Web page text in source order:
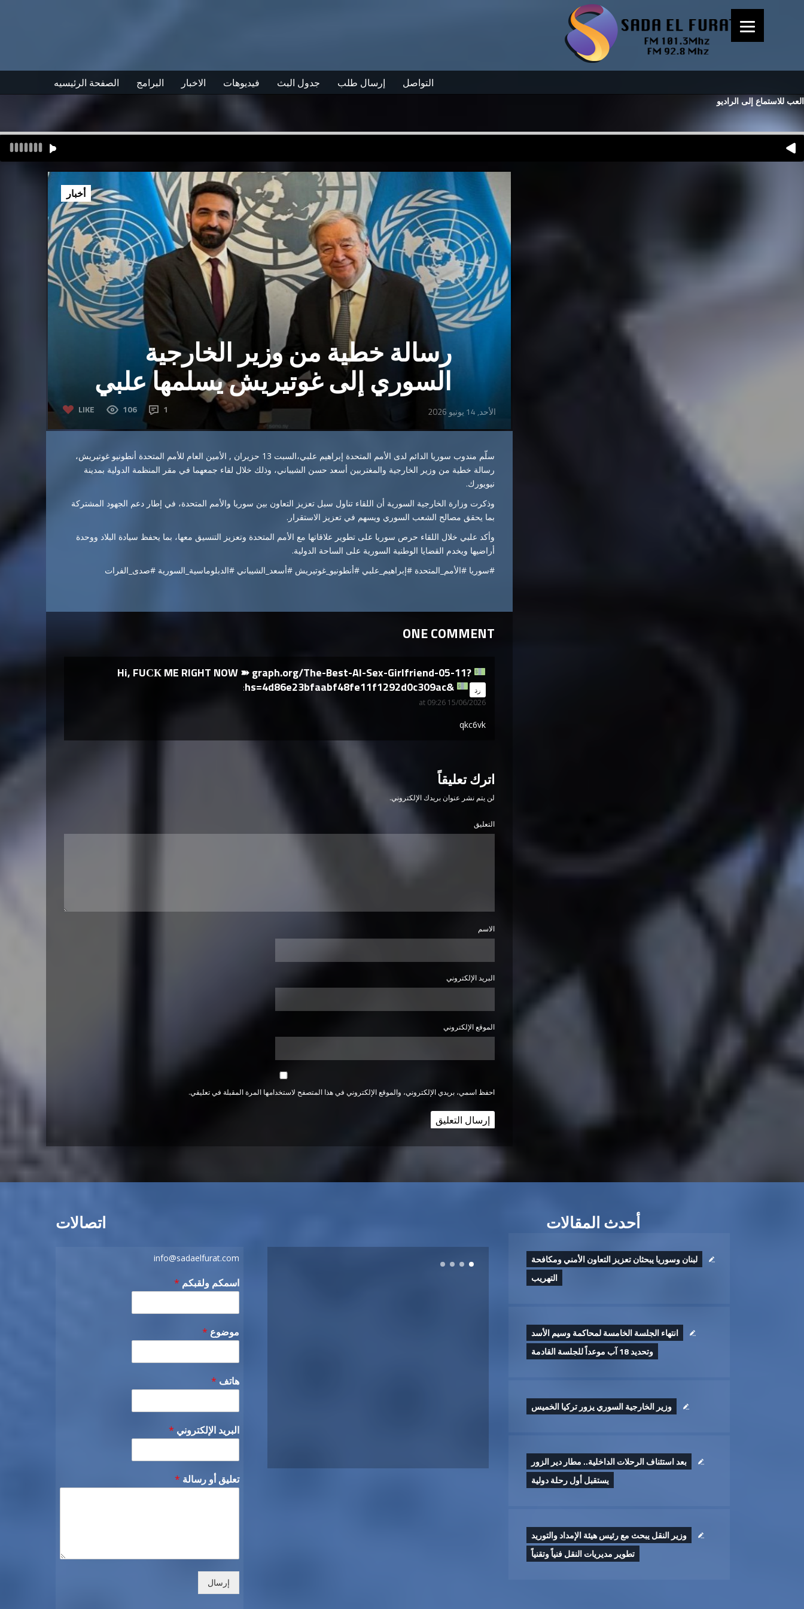
الصفحة الرئيسيه البرامج الاخبار فيديوهات جدول البث إرسال طلب التواصل
العب للاستماع إلى الراديو
رسالة خطية من وزير الخارجية
السوري إلى غوتيريش يسلمها علبي
LIKE 106 1 الأحد, 14 يونيو 2026
أخبار
سلّم مندوب سوريا الدائم لدى الأمم المتحدة إبراهيم علبي،السبت 13 حزيران , الأمين العام للأمم المتحدة أنطونيو غوتيريش،
رسالة خطية من وزير الخارجية والمغتربين أسعد حسن الشيباني، وذلك خلال لقاء جمعهما في مقر المنظمة الدولية بمدينة
نيويورك.
وذكرت وزارة الخارجية السورية أن اللقاء تناول سبل تعزيز التعاون بين سوريا والأمم المتحدة، في إطار دعم الجهود المشتركة
بما يحقق مصالح الشعب السوري ويسهم في تعزيز الاستقرار.
وأكد علبي خلال اللقاء حرص سوريا على تطوير علاقاتها مع الأمم المتحدة وتعزيز التنسيق معها، بما يحفظ سيادة البلاد ووحدة
أراضيها ويخدم القضايا الوطنية السورية على الساحة الدولية.
#سوريا #الأمم_المتحدة #إبراهيم_علبي #أنطونيو_غوتيريش #أسعد_الشيباني #الدبلوماسية_السورية #صدى_الفرات
ONE COMMENT
Hi, FUСК ME RIGHT NOW ➽ graph.org/The-Best-AI-Sex-Girlfriend-05-11?
hs=4d86e23bfaabf48fe11f1292d0c309ac&
says:
15/06/2026 at 09:26
رد
qkc6vk
اترك تعليقاً
لن يتم نشر عنوان بريدك الإلكتروني.
التعليق
الاسم
البريد الإلكتروني
الموقع الإلكتروني
احفظ اسمي، بريدي الإلكتروني، والموقع الإلكتروني في هذا المتصفح لاستخدامها المرة المقبلة في تعليقي.
اتصالات
info@sadaelfurat.com
اسمكم ولقبكم *
موضوع *
هاتف *
البريد الإلكتروني *
تعليق أو رسالة *
إرسال
أحدث المقالات
لبنان وسوريا يبحثان تعزيز التعاون الأمني ومكافحة
التهريب
انتهاء الجلسة الخامسة لمحاكمة وسيم الأسد
وتحديد 18 آب موعداً للجلسة القادمة
وزير الخارجية السوري يزور تركيا الخميس
بعد استئناف الرحلات الداخلية.. مطار دير الزور
يستقبل أول رحلة دولية
وزير النقل يبحث مع رئيس هيئة الإمداد والتوريد
تطوير ‏مديريات النقل فنياً وتقنياً